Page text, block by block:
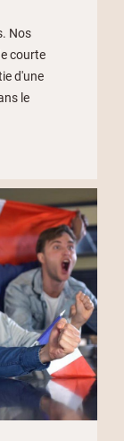
Nos
courte
d'une
le